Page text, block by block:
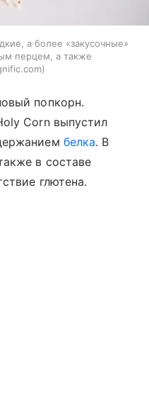
а более «закусочные»
перцем, а также
попкорн.
Corn выпустил
белка. В
в составе
глютена.